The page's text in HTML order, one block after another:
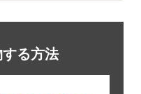
る方法